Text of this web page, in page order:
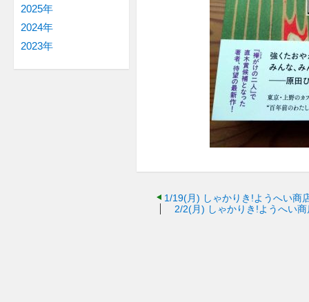
1/19(月) しゃかりき!ようへい商
2/2(月) しゃかりき!ようへい
2025年
2024年
2023年